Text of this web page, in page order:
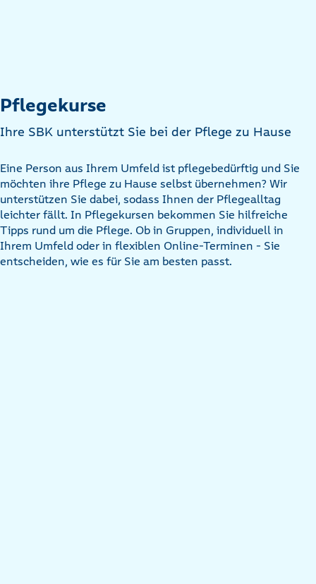
Pflegekurse
Ihre SBK unterstützt Sie bei der Pflege zu Hause
Eine Person aus Ihrem Umfeld ist pflegebedürftig und Sie
möchten ihre Pflege zu Hause selbst übernehmen? Wir
unterstützen Sie dabei, sodass Ihnen der Pflegealltag
leichter fällt. In Pflegekursen bekommen Sie hilfreiche
Tipps rund um die Pflege. Ob in Gruppen, individuell in
Ihrem Umfeld oder in flexiblen Online-Terminen - Sie
entscheiden, wie es für Sie am besten passt.